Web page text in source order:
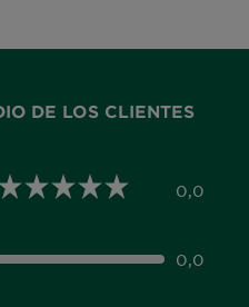
DE LOS CLIENTES
0,0
0,0